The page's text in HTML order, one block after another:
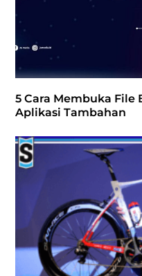
5 Cara Membuka File
Aplikasi Tambahan